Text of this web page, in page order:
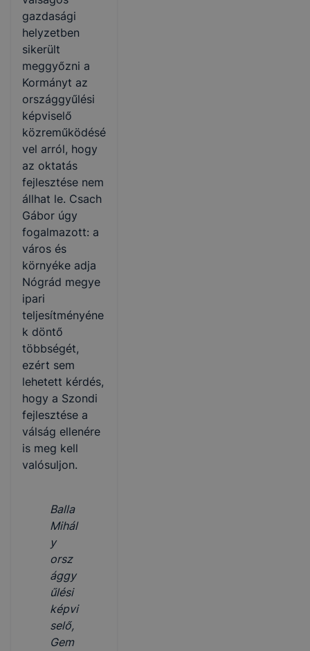
gazdasági
helyzetben
sikerült
meggyőzni a
Kormányt az
országgyűlési
képviselő
közreműködésé
vel arról, hogy
az oktatás
fejlesztése nem
állhat le. Csach
Gábor úgy
fogalmazott: a
város és
környéke adja
Nógrád megye
ipari
teljesítményéne
k döntő
többségét,
ezért sem
lehetett kérdés,
hogy a Szondi
fejlesztése a
válság ellenére
is meg kell
valósuljon.
Balla
Mihál
y
orsz
ággy
űlési
képvi
selő,
Gem